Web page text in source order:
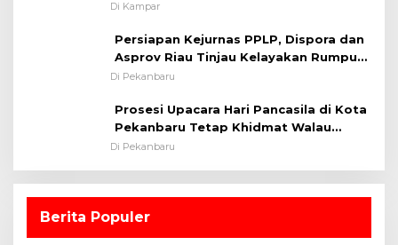
Kodim 0313/KPR Tahun 2024) ?
Di Kampar
Persiapan Kejurnas PPLP, Dispora dan
Asprov Riau Tinjau Kelayakan Rumput
Lapangan Sepakbola
Di Pekanbaru
Prosesi Upacara Hari Pancasila di Kota
Pekanbaru Tetap Khidmat Walau
Dalam Ruangan
Di Pekanbaru
Berita Populer